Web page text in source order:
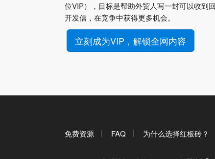
位VIP），目标是帮助外贸人写一封可以收到
开发信，在竞争中获得更多机会。
立刻成为VIP，解锁全网内容
免费资源 FAQ 为什么选择红板砖？